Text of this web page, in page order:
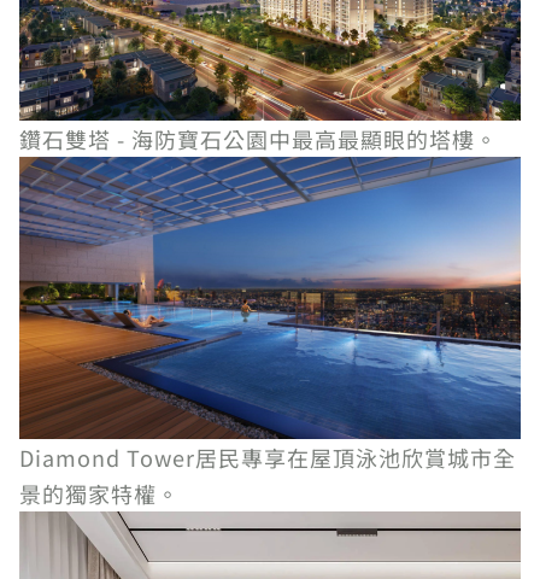
鑽石雙塔 - 海防寶石公園中最高最顯眼的塔樓。
Diamond Tower居民專享在屋頂泳池欣賞城市全
景的獨家特權。